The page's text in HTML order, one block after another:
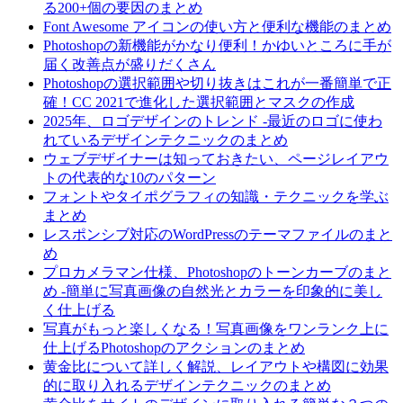
る200+個の要因のまとめ
Font Awesome アイコンの使い方と便利な機能のまとめ
Photoshopの新機能がかなり便利！かゆいところに手が
届く改善点が盛りだくさん
Photoshopの選択範囲や切り抜きはこれが一番簡単で正
確！CC 2021で進化した選択範囲とマスクの作成
2025年、ロゴデザインのトレンド -最近のロゴに使わ
れているデザインテクニックのまとめ
ウェブデザイナーは知っておきたい、ページレイアウ
トの代表的な10のパターン
フォントやタイポグラフィの知識・テクニックを学ぶ
まとめ
レスポンシブ対応のWordPressのテーマファイルのまと
め
プロカメラマン仕様、Photoshopのトーンカーブのまと
め -簡単に写真画像の自然光とカラーを印象的に美し
く仕上げる
写真がもっと楽しくなる！写真画像をワンランク上に
仕上げるPhotoshopのアクションのまとめ
黄金比について詳しく解説、レイアウトや構図に効果
的に取り入れるデザインテクニックのまとめ